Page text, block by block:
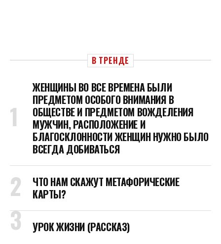
В ТРЕНДЕ
ЖЕНЩИНЫ ВО ВСЕ ВРЕМЕНА БЫЛИ
ПРЕДМЕТОМ ОСОБОГО ВНИМАНИЯ В
ОБЩЕСТВЕ И ПРЕДМЕТОМ ВОЖДЕЛЕНИЯ
МУЖЧИН, РАСПОЛОЖЕНИЕ И
БЛАГОСКЛОННОСТИ ЖЕНЩИН НУЖНО БЫЛО
ВСЕГДА ДОБИВАТЬСЯ
ЧТО НАМ СКАЖУТ МЕТАФОРИЧЕСКИЕ
КАРТЫ?
УРОК ЖИЗНИ (РАССКАЗ)